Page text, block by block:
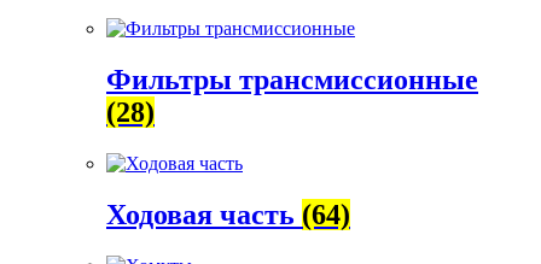
Фильтры трансмиссионные
(28)
Ходовая часть (64)